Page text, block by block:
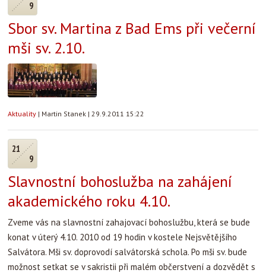
9
Sbor sv. Martina z Bad Ems při večerní
mši sv. 2.10.
Aktuality | Martin Stanek | 29.9.2011 15:22
21
9
Slavnostní bohoslužba na zahájení
akademického roku 4.10.
Zveme vás na slavnostní zahajovací bohoslužbu, která se bude
konat v úterý 4.10. 2010 od 19 hodin v kostele Nejsvětějšího
Salvátora. Mši sv. doprovodí salvátorská schola. Po mši sv. bude
možnost setkat se v sakristii při malém občerstvení a dozvědět s